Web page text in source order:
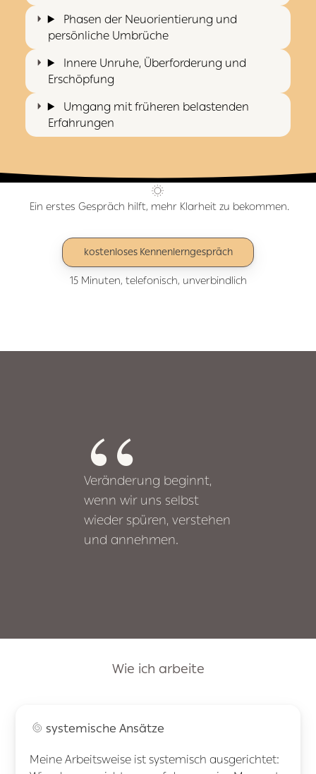
Phasen der Neuorientierung und
persönliche Umbrüche
Innere Unruhe, Überforderung und
Erschöpfung
Umgang mit früheren belastenden
Erfahrungen
Ein erstes Gespräch hilft, mehr Klarheit zu bekommen.
kostenloses Kennenlerngespräch
15 Minuten, telefonisch, unverbindlich
Veränderung beginnt,
wenn wir uns selbst
wieder spüren, verstehen
und annehmen.
Wie ich arbeite
systemische Ansätze
Meine Arbeitsweise ist systemisch ausgerichtet: